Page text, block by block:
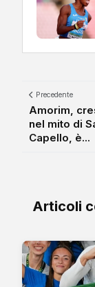
Precedente
Amorim,
nel mito di
Capello, è...
Articoli